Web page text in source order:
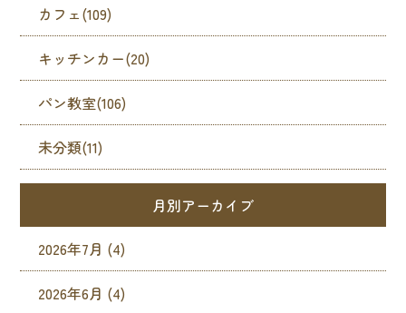
カフェ(109)
キッチンカー(20)
パン教室(106)
未分類(11)
月別アーカイブ
2026年7月 (4)
2026年6月 (4)